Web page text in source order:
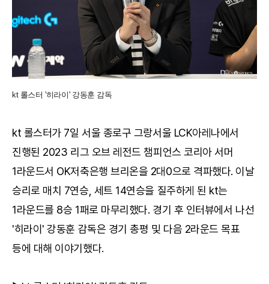
kt 롤스터 '히라이' 강동훈 감독
kt 롤스터가 7일 서울 종로구 그랑서울 LCK아레나에서
진행된 2023 리그 오브 레전드 챔피언스 코리아 서머
1라운드서 OK저축은행 브리온을 2대0으로 격파했다. 이날
승리로 매치 7연승, 세트 14연승을 질주하게 된 kt는
1라운드를 8승 1패로 마무리했다. 경기 후 인터뷰에서 나선
'히라이' 강동훈 감독은 경기 총평 및 다음 2라운드 목표
등에 대해 이야기했다.